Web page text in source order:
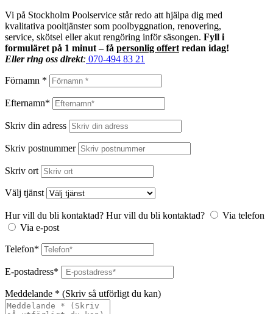
Vi på Stockholm Poolservice står redo att hjälpa dig med
kvalitativa pooltjänster som poolbyggnation, renovering,
service, skötsel eller akut rengöring inför säsongen. Fyll i
formuläret på 1 minut – få personlig offert redan idag!
Eller ring oss direkt: 070-494 83 21
Förnamn *
Efternamn*
Skriv din adress
Skriv postnummer
Skriv ort
Välj tjänst
Hur vill du bli kontaktad? Hur vill du bli kontaktad?
Via telefon
Via e-post
Telefon*
E-postadress*
Meddelande * (Skriv så utförligt du kan)